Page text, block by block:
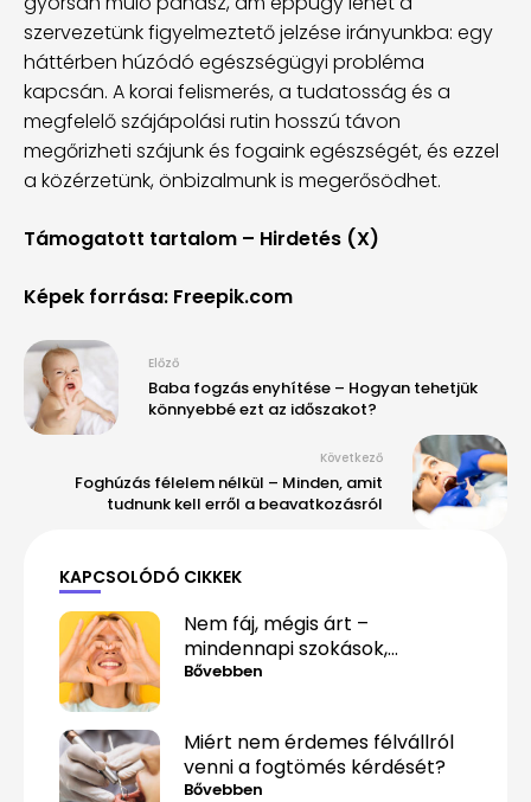
szervezetünk figyelmeztető jelzése irányunkba: egy
háttérben húzódó egészségügyi probléma
kapcsán. A korai felismerés, a tudatosság és a
megfelelő szájápolási rutin hosszú távon
megőrizheti szájunk és fogaink egészségét, és ezzel
a közérzetünk, önbizalmunk is megerősödhet.
Támogatott tartalom – Hirdetés (X)
Képek forrása: Freepik.com
Előző
Baba fogzás enyhítése – Hogyan tehetjük
könnyebbé ezt az időszakot?
Következő
Foghúzás félelem nélkül – Minden, amit
tudnunk kell erről a beavatkozásról
KAPCSOLÓDÓ CIKKEK
Nem fáj, mégis árt –
mindennapi szokások,
amelyek alattomosan
Bővebben
Miért nem érdemes félvállról
venni a fogtömés kérdését?
Bővebben